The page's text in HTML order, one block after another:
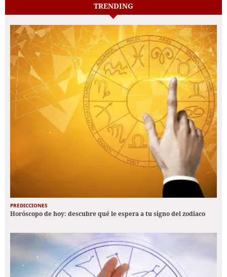
TRENDING
PREDICCIONES
Horóscopo de hoy: descubre qué le espera a tu signo del zodiaco